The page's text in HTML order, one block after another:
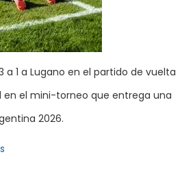
a 1 a Lugano en el partido de vuelta
en el mini-torneo que entrega una
2026.